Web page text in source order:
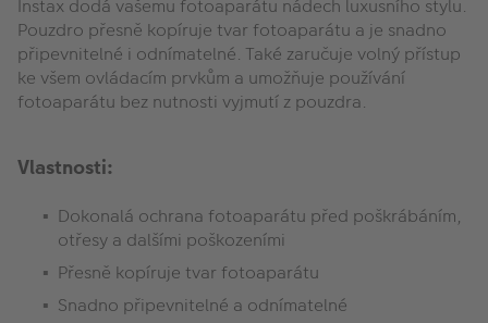
Instax dodá vašemu fotoaparátu nádech luxusního stylu.
Pouzdro přesně kopíruje tvar fotoaparátu a je snadno
připevnitelné i odnímatelné. Také zaručuje volný přístup
ke všem ovládacím prvkům a umožňuje používání
fotoaparátu bez nutnosti vyjmutí z pouzdra.
Vlastnosti:
Dokonalá ochrana fotoaparátu před poškrábáním,
otřesy a dalšími poškozeními
Přesně kopíruje tvar fotoaparátu
Snadno připevnitelné a odnímatelné